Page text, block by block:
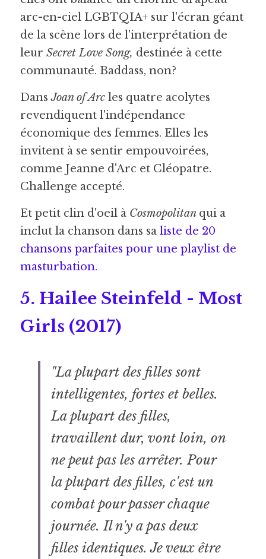
arc-en-ciel LGBTQIA+ sur l'écran géant
de la scène lors de l'interprétation de
leur Secret Love Song, destinée à cette
communauté. Baddass, non?
Dans Joan of Arc les quatre acolytes
revendiquent l'indépendance
économique des femmes. Elles les
invitent à se sentir empouvoirées,
comme Jeanne d'Arc et Cléopatre.
Challenge accepté.
Et petit clin d'oeil à Cosmopolitan qui a
inclut la chanson dans sa liste de 20
chansons parfaites pour une playlist de
masturbation.
5. Hailee Steinfeld - Most
Girls (2017)
"La plupart des filles sont
intelligentes, fortes et belles.
La plupart des filles,
travaillent dur, vont loin, on
ne peut pas les arrêter. Pour
la plupart des filles, c'est un
combat pour passer chaque
journée. Il n'y a pas deux
filles identiques. Je veux être